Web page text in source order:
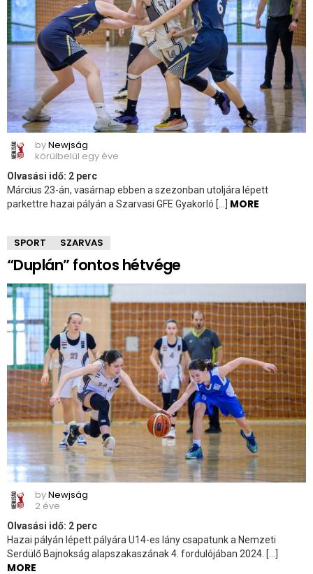
byNewjság
körülbelül egy éve
Olvasási idő: 2 perc
Március 23-án, vasárnap ebben a szezonban utoljára lépett
parkettre hazai pályán a Szarvasi GFE Gyakorló […] MORE
SPORT SZARVAS
“Duplán” fontos hétvége
byNewjság
2 éve
Olvasási idő: 2 perc
Hazai pályán lépett pályára U14-es lány csapatunk a Nemzeti
Serdülő Bajnokság alapszakaszának 4. fordulójában 2024. […]
MORE